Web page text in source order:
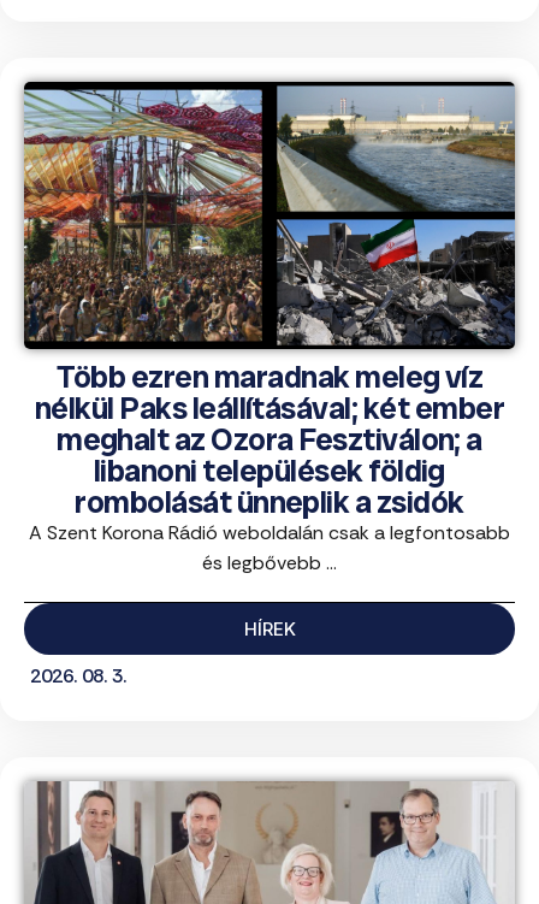
Több ezren maradnak meleg víz
nélkül Paks leállításával; két ember
meghalt az Ozora Fesztiválon; a
libanoni települések földig
rombolását ünneplik a zsidók
A Szent Korona Rádió weboldalán csak a legfontosabb
és legbővebb ...
HÍREK
2026. 08. 3.